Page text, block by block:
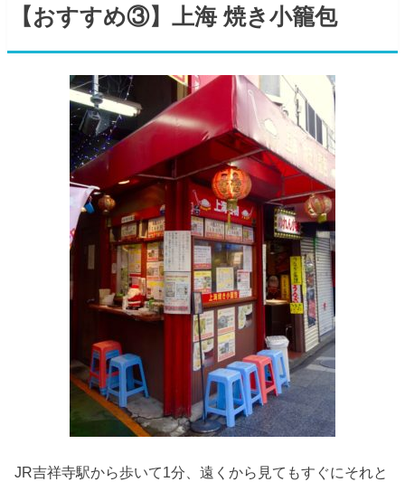
【おすすめ③】上海 焼き小籠包
JR吉祥寺駅から歩いて1分、遠くから見てもすぐにそれと